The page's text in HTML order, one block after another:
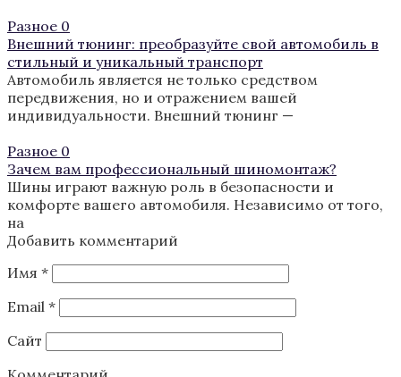
Разное 0
Внешний тюнинг: преобразуйте свой автомобиль в
стильный и уникальный транспорт
Автомобиль является не только средством
передвижения, но и отражением вашей
индивидуальности. Внешний тюнинг —
Разное 0
Зачем вам профессиональный шиномонтаж?
Шины играют важную роль в безопасности и
комфорте вашего автомобиля. Независимо от того,
на
Добавить комментарий
Имя *
Email *
Сайт